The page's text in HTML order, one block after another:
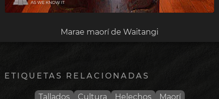
Marae maorí de Waitangi
ETIQUETAS RELACIONADAS
Tallados Cultura Helechos
Maorí